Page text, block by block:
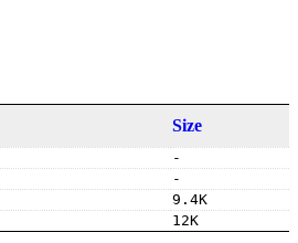
Size
-
-
9.4K
12K